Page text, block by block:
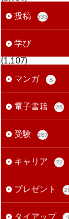
投稿
333
学び
(1,107)
マンガ
8
電子書籍 28
受験 287
キャリア 72
プレゼント
タイアップ 5